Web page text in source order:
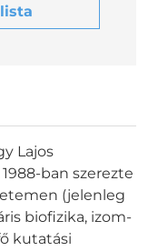
Lajos
ban szerezte
(jelenleg
biofizika, izom-
kutatási